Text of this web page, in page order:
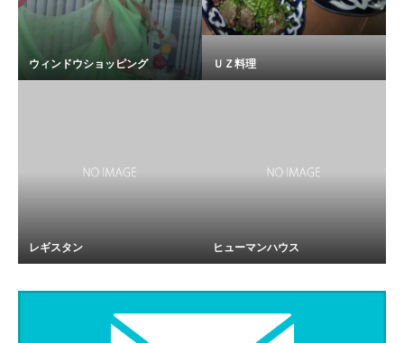
ウィンドウショッピング ＵＺ料理
レギスタン ヒューマンハウス